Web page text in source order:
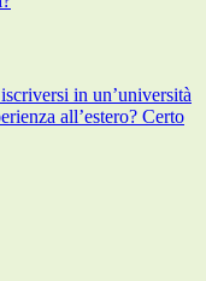
in un’università
all’estero? Certo